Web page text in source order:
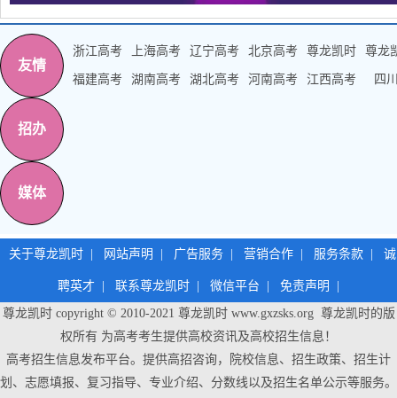
友情
浙江高考 上海高考 辽宁高考 北京高考 尊龙凯时 尊龙
福建高考 湖南高考 湖北高考 河南高考 江西高考 四
招办
媒体
关于尊龙凯时 网站声明 广告服务 营销合作 服务条款 诚
聘英才 联系尊龙凯时 微信平台 免责声明
尊龙凯时 copyright © 2010-2021 尊龙凯时www.gxzsks.org 尊龙凯时的版
权所有 为高考考生提供高校资讯及高校招生信息！
高考招生信息发布平台。提供高招咨询，院校信息、招生政策、招生计
划、志愿填报、复习指导、专业介绍、分数线以及招生名单公示等服务。